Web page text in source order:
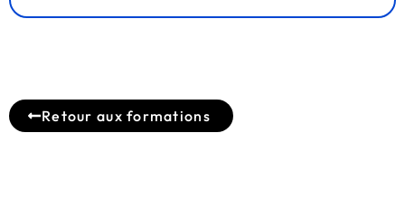
Retour aux formations